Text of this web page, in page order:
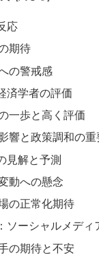
応
期待
の警戒感
済学者の評価
一歩と高く評価
響と政策調和の重
見解と予測
動への懸念
の正常化期待
ソーシャルメディ
の期待と不安